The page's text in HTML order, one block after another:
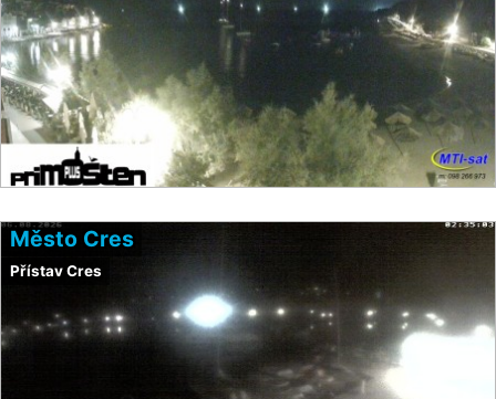
Město Cres
Přístav Cres